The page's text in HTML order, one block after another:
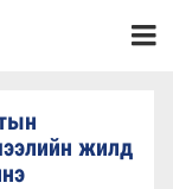
жилд